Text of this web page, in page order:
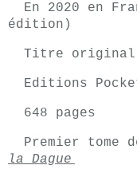
En 2020 en
édition)
Titre
Editions
648 pages
Premier tome
la Dague